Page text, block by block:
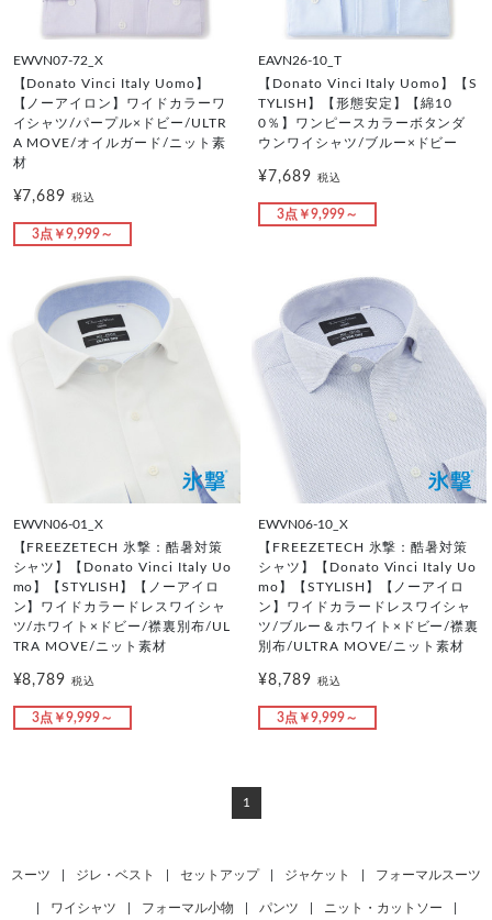
EWVN07-72_X
【Donato Vinci Italy Uomo】
【ノーアイロン】ワイドカラーワ
イシャツ/パープル×ドビー/ULTR
A MOVE/オイルガード/ニット素
材
¥7,689税込
3点￥9,999～
EAVN26-10_T
【Donato Vinci Italy Uomo】【S
TYLISH】【形態安定】【綿10
0％】ワンピースカラーボタンダ
ウンワイシャツ/ブルー×ドビー
¥7,689 税込
3点￥9,999～
EWVN06-01_X
【FREEZETECH 氷撃：酷暑対策
シャツ】【Donato Vinci Italy Uo
mo】【STYLISH】【ノーアイロ
ン】ワイドカラードレスワイシャ
ツ/ホワイト×ドビー/襟裏別布/UL
TRA MOVE/ニット素材
¥8,789税込
3点￥9,999～
EWVN06-10_X
【FREEZETECH 氷撃：酷暑対策
シャツ】【Donato Vinci Italy Uo
mo】【STYLISH】【ノーアイロ
ン】ワイドカラードレスワイシャ
ツ/ブルー＆ホワイト×ドビー/襟裏
別布/ULTRA MOVE/ニット素材
¥8,789 税込
3点￥9,999～
1
スーツ ジレ・ベスト セットアップ ジャケット フォーマルスーツ
ワイシャツ フォーマル小物 パンツ ニット・カットソー